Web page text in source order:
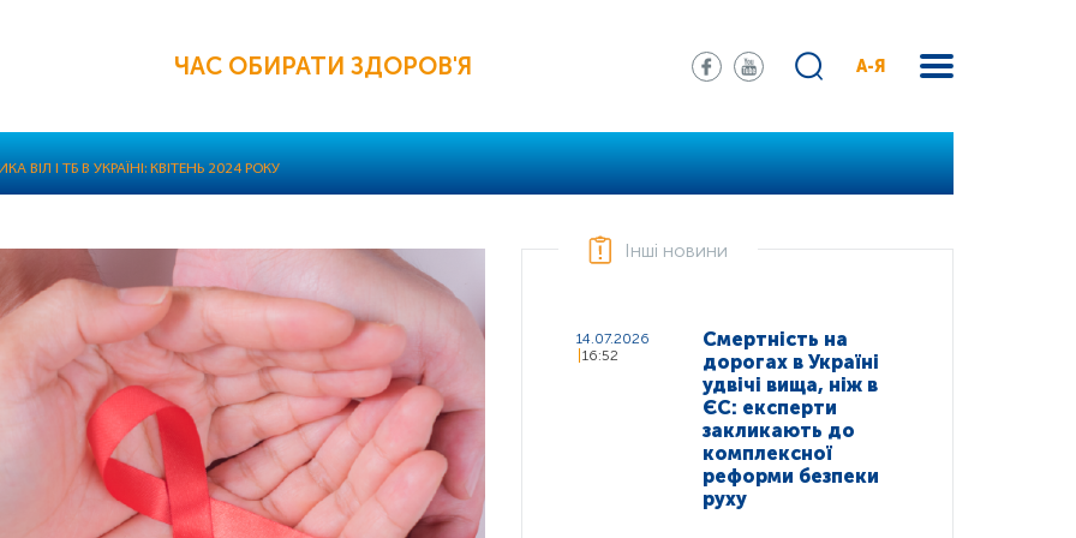
ЧАС ОБИРАТИ ЗДОРОВ'Я А-Я
ВІЛ І ТБ В УКРАЇНІ: КВІТЕНЬ 2024 РОКУ
Інші новини
14.07.2026
16:52
Смертність на
дорогах в Україні
удвічі вища, ніж в
ЄС: експерти
закликають до
комплексної
реформи безпеки
руху